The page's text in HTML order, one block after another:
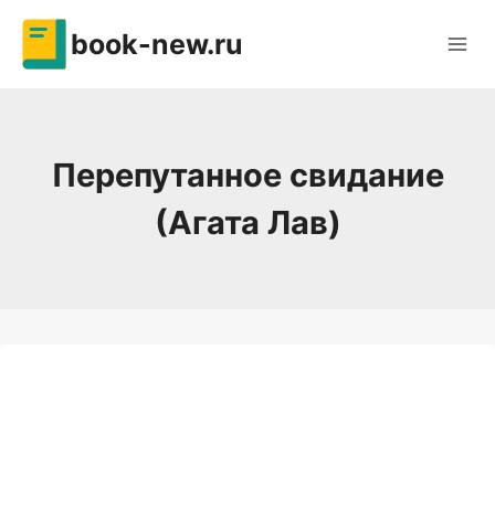
Перейти
содержимому
book-new.ru
Перепутанное свидание
(Агата Лав)